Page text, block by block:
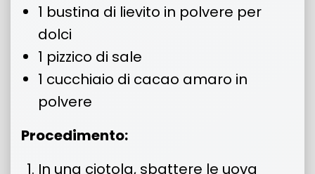
1 bustina di lievito in polvere per
dolci
1 pizzico di sale
1 cucchiaio di cacao amaro in
polvere
Procedimento:
In una ciotola, sbattere le uova